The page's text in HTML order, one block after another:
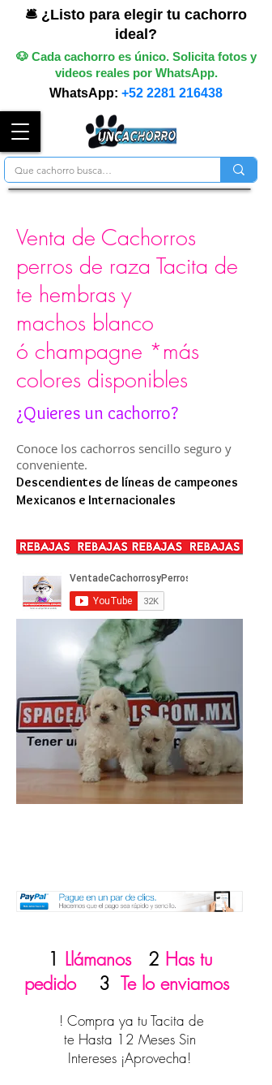
🛎️ ¿Listo para elegir tu cachorro
ideal?
🐶 Cada cachorro es único. Solicita fotos y
videos reales por WhatsApp.
WhatsApp: +52 2281 216438
Venta de Cachorros
perros de raza Tacita de
te hembras y
machos blanco
ó champagne *más
colores disponibles
¿Quieres un cachorro?
Conoce los cachorros sencillo seguro y
conveniente.
Descendientes de líneas de campeones
Mexicanos e Internacionales
1 Llámanos 2 Has tu
pedido3 Te lo enviamos
! Compra ya tu Tacita de
te Hasta 12 Meses Sin
Intereses ¡Aprovecha!